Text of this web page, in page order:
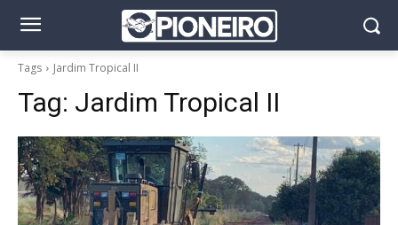
Tags Jardim Tropical II
Tag: Jardim Tropical II